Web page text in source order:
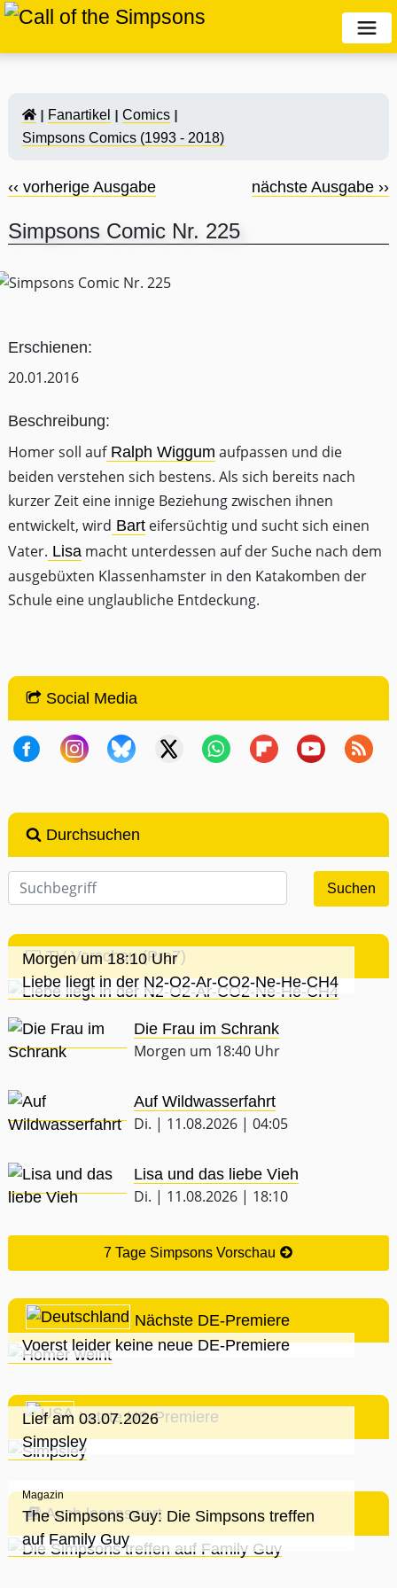
Fanartikel
Comics
Simpsons Comics (1993 - 2018)
‹‹ vorherige Ausgabe nächste Ausgabe ››
Simpsons Comic Nr. 225
Erschienen:
20.01.2016
Beschreibung:
Homer soll aufRalph Wiggum aufpassen und die
beiden verstehen sich bestens. Als sich bereits nach
kurzer Zeit eine innige Beziehung zwischen ihnen
entwickelt, wird Bart eifersüchtig und sucht sich einen
Vater. Lisa macht unterdessen auf der Suche nach dem
ausgebüxten Klassenhamster in den Katakomben der
Schule eine unglaubliche Entdeckung.
Social Media
Durchsuchen
TV-Vorschau (Pro7)
Morgen um 18:10 Uhr
Liebe liegt in der N2-O2-Ar-CO2-Ne-He-CH4
Die Frau im Schrank
Morgen um 18:40 Uhr
Auf Wildwasserfahrt
Di. | 11.08.2026 | 04:05
Lisa und das liebe Vieh
Di. | 11.08.2026 | 18:10
7 Tage Simpsons Vorschau
Nächste DE-Premiere
Voerst leider keine neue DE-Premiere
Letzte US-Premiere
Lief am 03.07.2026
Simpsley
Auch lesenswert
Magazin
The Simpsons Guy: Die Simpsons treffen
auf Family Guy